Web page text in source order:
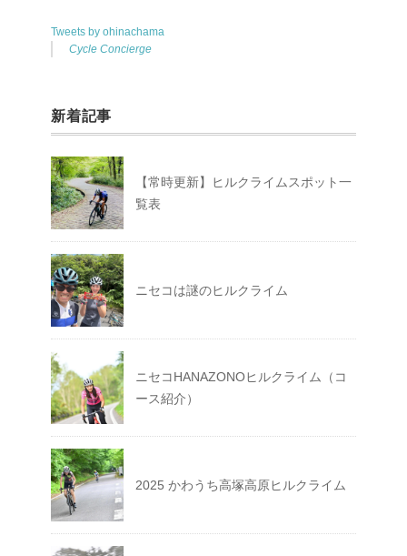
Tweets by ohinachama
Cycle Concierge
新着記事
【常時更新】ヒルクライムスポット一
覧表
ニセコは謎のヒルクライム
ニセコHANAZONOヒルクライム（コ
ース紹介）
2025 かわうち高塚高原ヒルクライム